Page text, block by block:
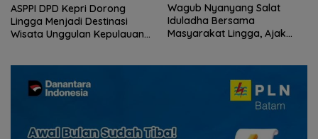
ASPPI DPD Kepri Dorong
Lingga Menjadi Destinasi
Wisata Unggulan Kepulauan
Wagub Nyanyang Salat
Iduladha Bersama
Masyarakat Lingga, Ajak